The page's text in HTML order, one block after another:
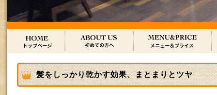
髪をしっかり乾かす効果、まとまりとツヤ